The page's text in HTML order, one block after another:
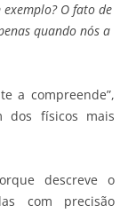
O fato de
quando nós a
a compreende”,
dos físicos mais
descreve o
com precisão